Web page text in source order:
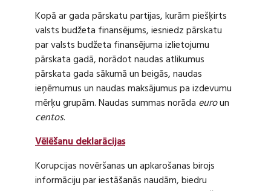
Kopā ar gada pārskatu partijas, kurām piešķirts
valsts budžeta finansējums, iesniedz pārskatu
par valsts budžeta finansējuma izlietojumu
pārskata gadā, norādot naudas atlikumus
pārskata gada sākumā un beigās, naudas
ieņēmumus un naudas maksājumus pa izdevumu
mērķu grupām. Naudas summas norāda euroun
centos.
Vēlēšanu deklarācijas
Korupcijas novēršanas un apkarošanas birojs
informāciju par iestāšanās naudām, biedru